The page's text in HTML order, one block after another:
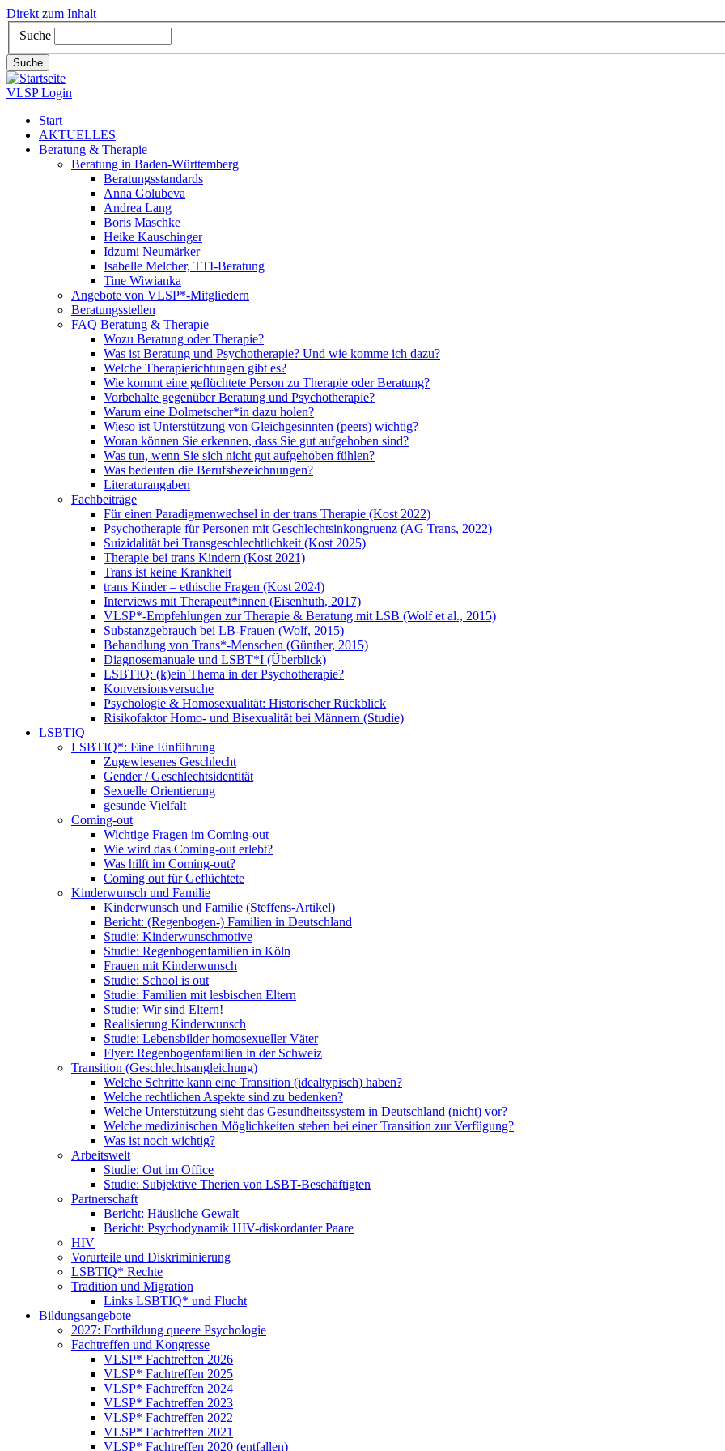
Direkt zum Inhalt
Suche
Suche
VLSP Login
Start
AKTUELLES
Beratung & Therapie
Beratung in Baden-Württemberg
Beratungsstandards
Anna Golubeva
Andrea Lang
Boris Maschke
Heike Kauschinger
Idzumi Neumärker
Isabelle Melcher, TTI-Beratung
Tine Wiwianka
Angebote von VLSP*-Mitgliedern
Beratungsstellen
FAQ Beratung & Therapie
Wozu Beratung oder Therapie?
Was ist Beratung und Psychotherapie? Und wie komme ich dazu?
Welche Therapierichtungen gibt es?
Wie kommt eine geflüchtete Person zu Therapie oder Beratung?
Vorbehalte gegenüber Beratung und Psychotherapie?
Warum eine Dolmetscher*in dazu holen?
Wieso ist Unterstützung von Gleichgesinnten (peers) wichtig?
Woran können Sie erkennen, dass Sie gut aufgehoben sind?
Was tun, wenn Sie sich nicht gut aufgehoben fühlen?
Was bedeuten die Berufsbezeichnungen?
Literaturangaben
Fachbeiträge
Für einen Paradigmenwechsel in der trans Therapie (Kost 2022)
Psychotherapie für Personen mit Geschlechtsinkongruenz (AG Trans, 2022)
Suizidalität bei Transgeschlechtlichkeit (Kost 2025)
Therapie bei trans Kindern (Kost 2021)
Trans ist keine Krankheit
trans Kinder – ethische Fragen (Kost 2024)
Interviews mit Therapeut*innen (Eisenhuth, 2017)
VLSP*-Empfehlungen zur Therapie & Beratung mit LSB (Wolf et al., 2015)
Substanzgebrauch bei LB-Frauen (Wolf, 2015)
Behandlung von Trans*-Menschen (Günther, 2015)
Diagnosemanuale und LSBT*I (Überblick)
LSBTIQ: (k)ein Thema in der Psychotherapie?
Konversionsversuche
Psychologie & Homosexualität: Historischer Rückblick
Risikofaktor Homo- und Bisexualität bei Männern (Studie)
LSBTIQ
LSBTIQ*: Eine Einführung
Zugewiesenes Geschlecht
Gender / Geschlechtsidentität
Sexuelle Orientierung
gesunde Vielfalt
Coming-out
Wichtige Fragen im Coming-out
Wie wird das Coming-out erlebt?
Was hilft im Coming-out?
Coming out für Geflüchtete
Kinderwunsch und Familie
Kinderwunsch und Familie (Steffens-Artikel)
Bericht: (Regenbogen-) Familien in Deutschland
Studie: Kinderwunschmotive
Studie: Regenbogenfamilien in Köln
Frauen mit Kinderwunsch
Studie: School is out
Studie: Familien mit lesbischen Eltern
Studie: Wir sind Eltern!
Realisierung Kinderwunsch
Studie: Lebensbilder homosexueller Väter
Flyer: Regenbogenfamilien in der Schweiz
Transition (Geschlechtsangleichung)
Welche Schritte kann eine Transition (idealtypisch) haben?
Welche rechtlichen Aspekte sind zu bedenken?
Welche Unterstützung sieht das Gesundheitssystem in Deutschland (nicht) vor?
Welche medizinischen Möglichkeiten stehen bei einer Transition zur Verfügung?
Was ist noch wichtig?
Arbeitswelt
Studie: Out im Office
Studie: Subjektive Therien von LSBT-Beschäftigten
Partnerschaft
Bericht: Häusliche Gewalt
Bericht: Psychodynamik HIV-diskordanter Paare
HIV
Vorurteile und Diskriminierung
LSBTIQ* Rechte
Tradition und Migration
Links LSBTIQ* und Flucht
Bildungsangebote
2027: Fortbildung queere Psychologie
Fachtreffen und Kongresse
VLSP* Fachtreffen 2026
VLSP* Fachtreffen 2025
VLSP* Fachtreffen 2024
VLSP* Fachtreffen 2023
VLSP* Fachtreffen 2022
VLSP* Fachtreffen 2021
VLSP* Fachtreffen 2020 (entfallen)